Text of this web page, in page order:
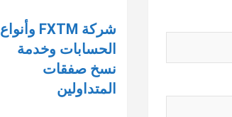
شركة FXTM وأنواع
الحسابات وخدمة
نسخ صفقات
المتداولين